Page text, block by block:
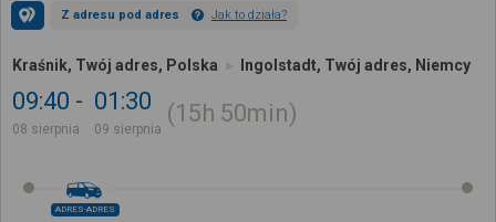
Z adresu pod adres Jak to działa?
Kraśnik, Twój adres, Polska Ingolstadt, Twój adres, Niemcy
09:40
08 sierpnia
01:30
09 sierpnia
15h 50min
ADRES-ADRES